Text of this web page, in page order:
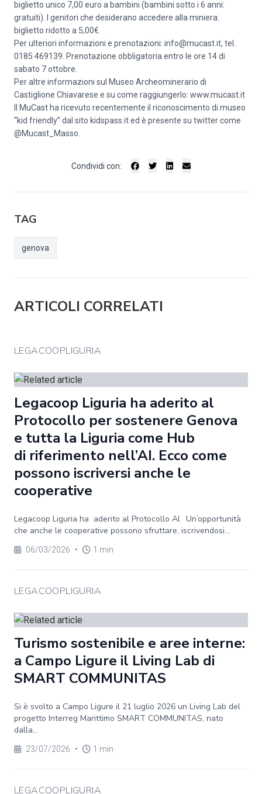
biglietto unico 7,00 euro a bambini (bambini sotto i 6 anni:
gratuiti). I genitori che desiderano accedere alla miniera:
biglietto ridotto a 5,00€.
Per ulteriori informazioni e prenotazioni: info@mucast.it, tel.
0185 469139. Prenotazione obbligatoria entro le ore 14 di
sabato 7 ottobre.
Per altre informazioni sul Museo Archeominerario di
Castiglione Chiavarese e su come raggiungerlo: www.mucast.it
Il MuCast ha ricevuto recentemente il riconoscimento di museo
“kid friendly” dal sito kidspass.it ed è presente su twitter come
@Mucast_Masso.
Condividi con:
TAG
genova
ARTICOLI CORRELATI
LEGACOOPLIGURIA
Legacoop Liguria ha aderito al
Protocollo per sostenere Genova
e tutta la Liguria come Hub
di riferimento nell’AI. Ecco come
possono iscriversi anche le
cooperative
Legacoop Liguria ha aderito al Protocollo AI. Un’opportunità
che anche le cooperative possono sfruttare, iscrivendosi...
06/03/2026 • 1 min
LEGACOOPLIGURIA
Turismo sostenibile e aree interne:
a Campo Ligure il Living Lab di
SMART COMMUNITAS
Si è svolto a Campo Ligure il 21 luglio 2026 un Living Lab del
progetto Interreg Marittimo SMART COMMUNITAS, nato
dalla...
23/07/2026 • 1 min
LEGACOOPLIGURIA